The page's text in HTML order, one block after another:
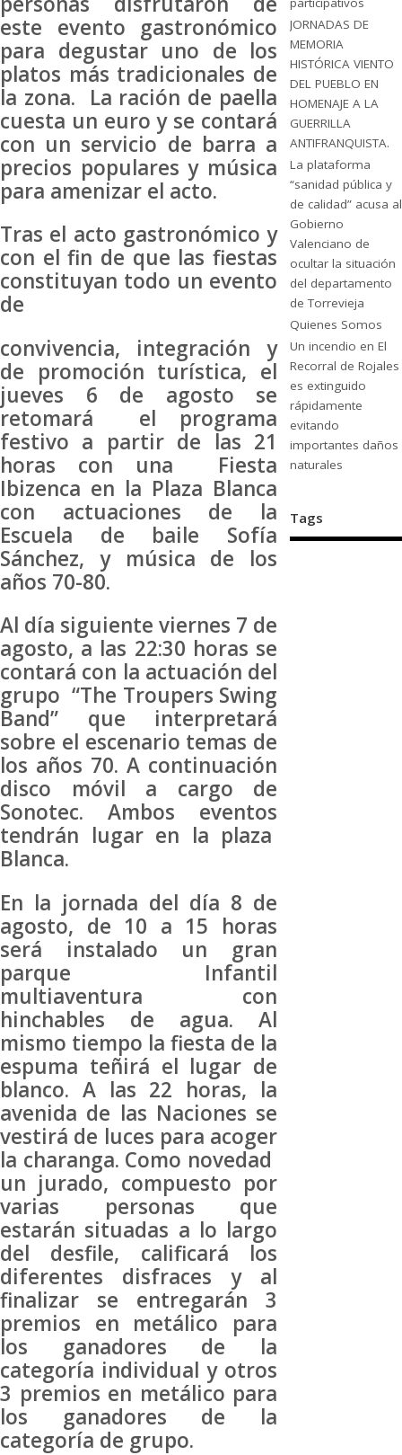
este evento gastronómico
para degustar uno de los
platos más tradicionales de
la zona. La ración de paella
cuesta un euro y se contará
con un servicio de barra a
precios populares y música
para amenizar el acto.
Tras el acto gastronómico y
con el fin de que las fiestas
constituyan todo un evento
de
convivencia, integración y
de promoción turística, el
jueves 6 de agosto se
retomará el programa
festivo a partir de las 21
horas con una Fiesta
Ibizenca en la Plaza Blanca
con actuaciones de la
Escuela de baile Sofía
Sánchez, y música de los
años 70-80.
Al día siguiente viernes 7 de
agosto, a las 22:30 horas se
contará con la actuación del
grupo “The Troupers Swing
Band” que interpretará
sobre el escenario temas de
los años 70. A continuación
disco móvil a cargo de
Sonotec. Ambos eventos
tendrán lugar en la plaza
Blanca.
En la jornada del día 8 de
agosto, de 10 a 15 horas
será instalado un gran
parque Infantil
multiaventura con
hinchables de agua. Al
mismo tiempo la fiesta de la
espuma teñirá el lugar de
blanco. A las 22 horas, la
avenida de las Naciones se
vestirá de luces para acoger
la charanga. Como novedad
un jurado, compuesto por
varias personas que
estarán situadas a lo largo
del desfile, calificará los
diferentes disfraces y al
finalizar se entregarán 3
premios en metálico para
los ganadores de la
categoría individual y otros
3 premios en metálico para
los ganadores de la
categoría de grupo.
JORNADAS DE
MEMORIA
HISTÓRICA VIENTO
DEL PUEBLO EN
HOMENAJE A LA
GUERRILLA
ANTIFRANQUISTA.
La plataforma
“sanidad pública y
de calidad” acusa al
Gobierno
Valenciano de
ocultar la situación
del departamento
de Torrevieja
Quienes Somos
Un incendio en El
Recorral de Rojales
es extinguido
rápidamente
evitando
importantes daños
naturales
Tags